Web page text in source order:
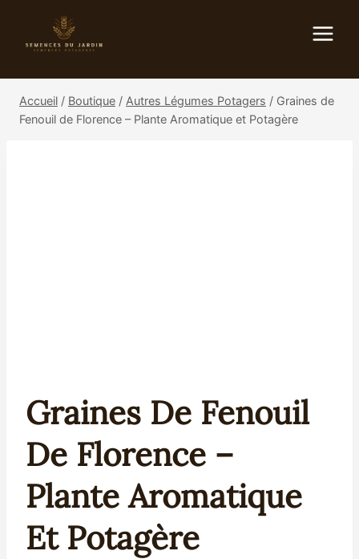
contenu
Accueil / Boutique / Autres Légumes Potagers / Graines de
Fenouil de Florence – Plante Aromatique et Potagère
Graines De Fenouil
De Florence –
Plante Aromatique
Et Potagère